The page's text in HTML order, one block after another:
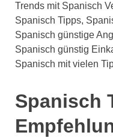
Trends mit Spanisch
Spanisch Tipps,
Spanisch günstige
Spanisch günstig
Spanisch mit vielen
Spanisch